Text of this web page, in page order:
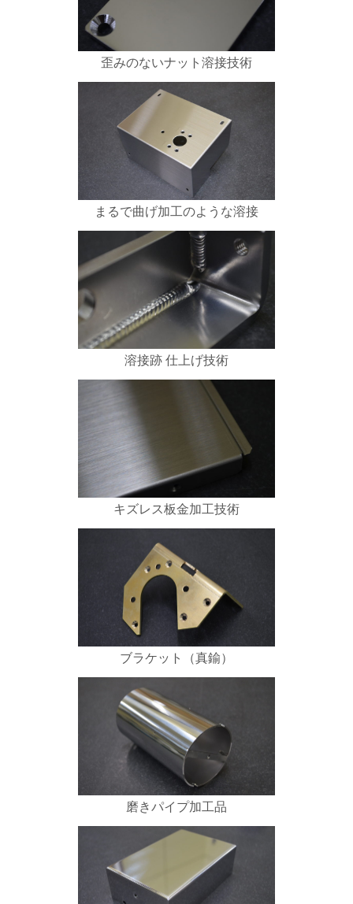
歪みのないナット溶接技術
まるで曲げ加工のような溶接
溶接跡 仕上げ技術
キズレス板金加工技術
ブラケット（真鍮）
磨きパイプ加工品